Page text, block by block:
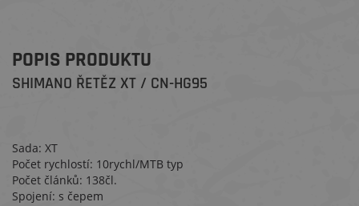
POPIS PRODUKTU
SHIMANO ŘETĚZ XT / CN-HG95
Sada: XT
Počet rychlostí: 10rychl/MTB typ
Počet článků: 138čl.
Spojení: s čepem